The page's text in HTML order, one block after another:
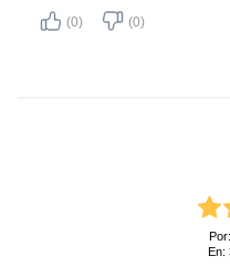
(0)
(0)
En: